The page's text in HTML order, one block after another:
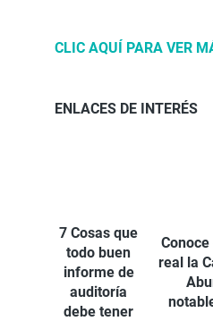
CLIC AQUÍ PARA VER
ENLACES DE INTERÉS
7 Cosas que
todo buen
informe de
auditoría
debe tener
real la